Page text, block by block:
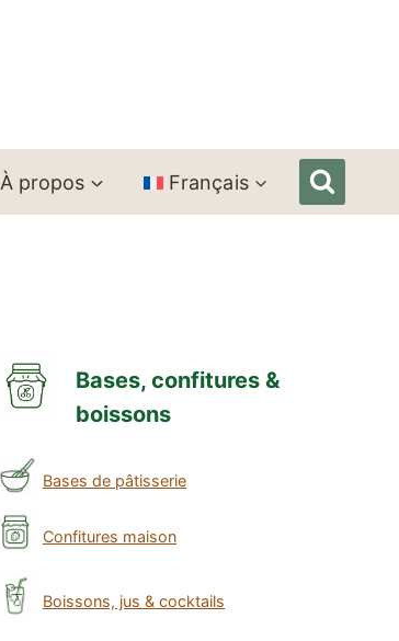
À propos Français
Bases, confitures &
boissons
Bases de pâtisserie
Confitures maison
Boissons, jus & cocktails